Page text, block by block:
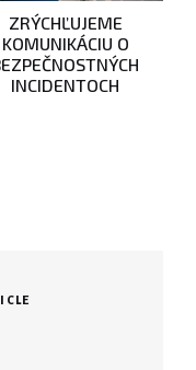
ZRÝCHĽUJEME
KOMUNIKÁCIU O
INCIDENTOCH